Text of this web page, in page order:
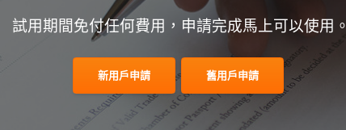
試用期間免付任何費用，申請完成馬上可以使用。
新用戶申請 舊用戶申請